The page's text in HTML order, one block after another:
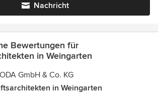
Nachricht
Bewertungen für
in Weingarten
GmbH & Co. KG
in Weingarten